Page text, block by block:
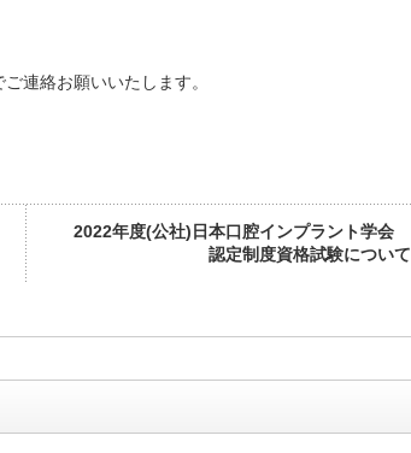
連絡お願いいたします。
2022年度(公社)日本口腔インプラント学会
認定制度資格試験について